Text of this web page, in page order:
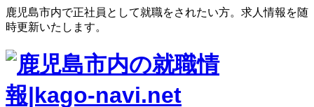
鹿児島市内で正社員として就職をされたい方。求人情報を随
時更新いたします。